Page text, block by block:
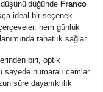
Franco
ideal bir seçenek
hem günlük
rahatlık sağlar.
biri, optik
sayede numaralı camlar
süre dayanıklılık